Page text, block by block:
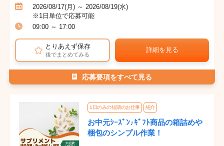
2026/08/17(月) ～ 2026/08/19(水)
※1日単位で応募可能
09:00 ～ 17:00
とりあえず保存
後でまとめてみる
詳細を見る
応募要項をすべて見る
1日のみの短期のお仕事 紹介
お中元ｼｰｽﾞﾝ♪ｷﾞﾌﾄ商品の箱詰めや
梱包のシンプル作業！